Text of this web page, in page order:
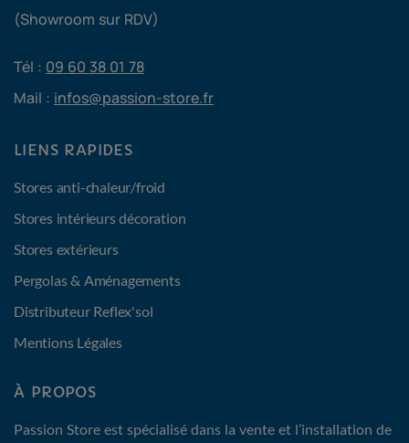
(Showroom sur RDV)
Tél : 09 60 38 01 78
Mail : infos@passion-store.fr
LIENS RAPIDES
Stores anti-chaleur/froid
Stores intérieurs décoration
Stores extérieurs
Pergolas & Aménagements
Distributeur Reflex'sol
Mentions Légales
À PROPOS
Passion Store est spécialisé dans la vente et l’installation de